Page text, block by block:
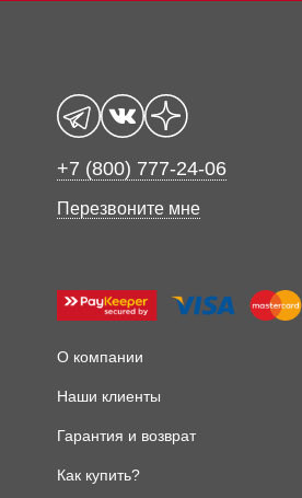
+7 (800) 777-24-06
Перезвоните мне
О компании
Наши клиенты
Гарантия и возврат
Как купить?